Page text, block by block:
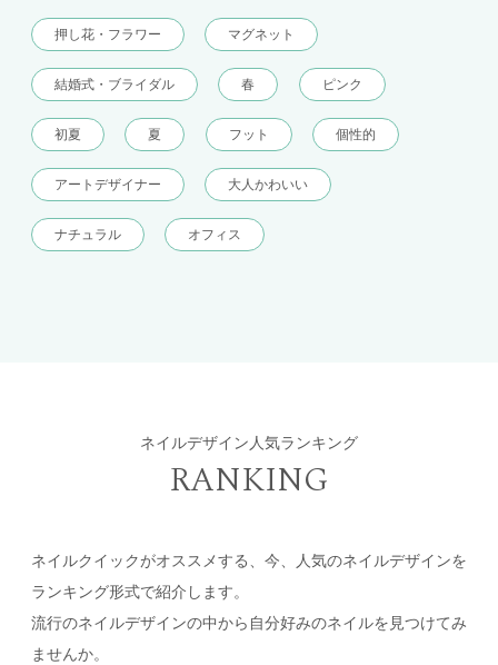
押し花・フラワー マグネット
結婚式・ブライダル 春 ピンク
初夏 夏 フット 個性的
アートデザイナー 大人かわいい
ナチュラル オフィス
ネイルデザイン人気ランキング
RANKING
ネイルクイックがオススメする、今、人気のネイルデザインを
ランキング形式で紹介します。
流行のネイルデザインの中から自分好みのネイルを見つけてみ
ませんか。